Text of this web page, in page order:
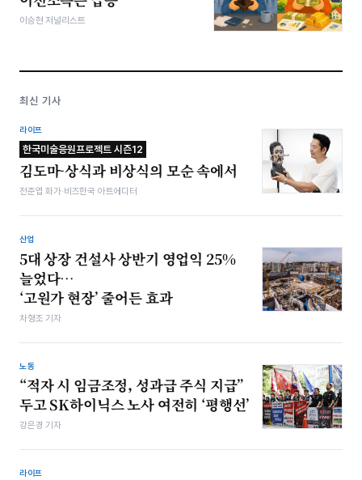
이승현 저널리스트
최신 기사
라이프
한국미술응원프로젝트 시즌12
김도마-상식과 비상식의 모순 속에서
전준엽 화가·비즈한국 아트에디터
산업
5대 상장 건설사 상반기 영업익 25%
늘었다…
‘고원가 현장’ 줄어든 효과
차형조 기자
노동
“적자 시 임금조정, 성과급 주식 지급”
두고 SK하이닉스 노사 여전히 ‘평행선’
강은경 기자
라이프